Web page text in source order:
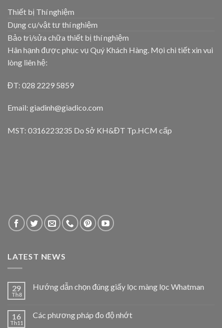
Thiết bị Thí nghiệm
Dụng cụ/vật tư thí nghiệm
Bảo trì/sửa chữa thiết bị thí nghiệm
Hân hạnh được phục vụ Quý Khách Hàng. Mọi chi tiết xin vui
lòng liên hệ:
ĐT: 028 2229 5859
Email: giadinh@giadico.com
MST: 0316223235 Do Sở KH&ĐT Tp.HCM cấp
LATEST NEWS
29
Th8
Hướng dẫn chọn đúng giấy lọc màng lọc Whatman
16
Th11
Các phương pháp đo độ nhớt